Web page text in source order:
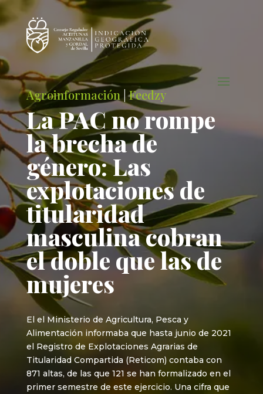
Agroinformación |Feedzy
La PAC no rompe
la brecha de
género: Las
explotaciones de
titularidad
masculina cobran
el doble que las de
mujeres
El el Ministerio de Agricultura, Pesca y
Alimentación informaba que hasta junio de 2021
el Registro de Explotaciones Agrarias de
Titularidad Compartida (Reticom) contaba con
871 altas, de las que 121 se han formalizado en el
primer semestre de este ejercicio. Una cifra que